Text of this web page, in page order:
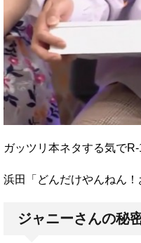
ガッツリ本ネタする気で
浜田「どんだけやんねん！
ジャニーさんの秘